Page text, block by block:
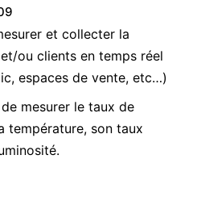
et collecter la
ou clients en temps réel
espaces de vente, etc…)
mesurer le taux de
température, son taux